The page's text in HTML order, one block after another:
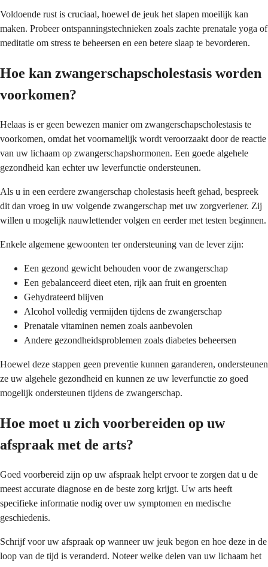
Voldoende rust is cruciaal, hoewel de jeuk het slapen moeilijk kan
maken. Probeer ontspanningstechnieken zoals zachte prenatale yoga of
meditatie om stress te beheersen en een betere slaap te bevorderen.
Hoe kan zwangerschapscholestasis worden
voorkomen?
Helaas is er geen bewezen manier om zwangerschapscholestasis te
voorkomen, omdat het voornamelijk wordt veroorzaakt door de reactie
van uw lichaam op zwangerschapshormonen. Een goede algehele
gezondheid kan echter uw leverfunctie ondersteunen.
Als u in een eerdere zwangerschap cholestasis heeft gehad, bespreek
dit dan vroeg in uw volgende zwangerschap met uw zorgverlener. Zij
willen u mogelijk nauwlettender volgen en eerder met testen beginnen.
Enkele algemene gewoonten ter ondersteuning van de lever zijn:
Een gezond gewicht behouden voor de zwangerschap
Een gebalanceerd dieet eten, rijk aan fruit en groenten
Gehydrateerd blijven
Alcohol volledig vermijden tijdens de zwangerschap
Prenatale vitaminen nemen zoals aanbevolen
Andere gezondheidsproblemen zoals diabetes beheersen
Hoewel deze stappen geen preventie kunnen garanderen, ondersteunen
ze uw algehele gezondheid en kunnen ze uw leverfunctie zo goed
mogelijk ondersteunen tijdens de zwangerschap.
Hoe moet u zich voorbereiden op uw
afspraak met de arts?
Goed voorbereid zijn op uw afspraak helpt ervoor te zorgen dat u de
meest accurate diagnose en de beste zorg krijgt. Uw arts heeft
specifieke informatie nodig over uw symptomen en medische
geschiedenis.
Schrijf voor uw afspraak op wanneer uw jeuk begon en hoe deze in de
loop van de tijd is veranderd. Noteer welke delen van uw lichaam het